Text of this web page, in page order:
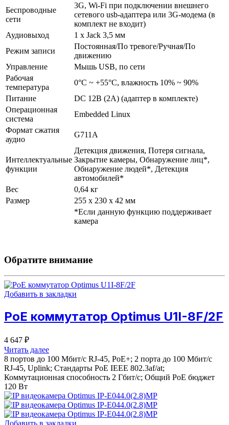
Беспроводные
сети
3G, Wi-Fi при подключении внешнего
сетевого usb-адаптера или 3G-модема (в
комплект не входит)
Аудиовыход
1 х Jack 3,5 мм
Режим записи
Постоянная/По тревоге/Ручная/По
движению
Управление
Мышь USB, по сети
Рабочая
температура
0°С ~ +55°С, влажность 10% ~ 90%
Питание
DC 12В (2А) (адаптер в комплекте)
Операционная
система
Embedded Linux
Формат сжатия
аудио
G711A
Интеллектуальные
функции
Детекция движения, Потеря сигнала,
Закрытие камеры, Обнаружение лиц*,
Обнаружение людей*, Детекция
автомобилей*
Вес
0,64 кг
Размер
255 х 230 х 42 мм
*Если данную функцию поддерживает
камера
Обратите внимание
Добавить в закладки
PoE коммутатор Optimus U1I-8F/2F
4 647 ₽
Читать далее
8 портов до 100 Мбит/с RJ-45, PoE+; 2 порта до 100 Мбит/с
RJ-45, Uplink; Стандарты PoE IEEE 802.3af/at;
Коммутационная способность 2 Гбит/с; Общий PoE бюджет
120 Вт
Добавить в закладки